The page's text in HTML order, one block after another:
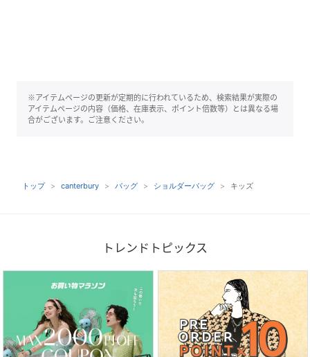
※アイテムページの更新が定期的に行われているため、検索結果が実際の
アイテムページの内容（価格、在庫表示、ポイント倍数等）とは異なる場
合がございます。ご注意ください。
トップ canterbury バッグ ショルダーバッグ キッズ
トレンドトピックス